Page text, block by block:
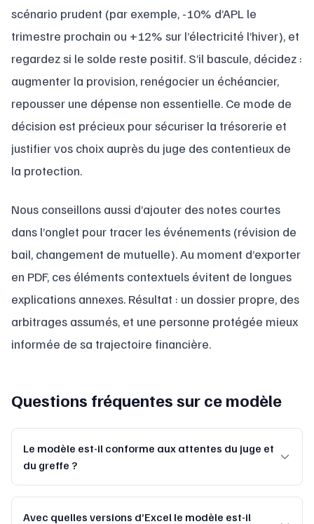
scénario prudent (par exemple, -10% d’APL le
trimestre prochain ou +12% sur l’électricité l’hiver), et
regardez si le solde reste positif. S’il bascule, décidez :
augmenter la provision, renégocier un échéancier,
repousser une dépense non essentielle. Ce mode de
décision est précieux pour sécuriser la trésorerie et
justifier vos choix auprès du juge des contentieux de
la protection.
Nous conseillons aussi d’ajouter des notes courtes
dans l’onglet pour tracer les événements (révision de
bail, changement de mutuelle). Au moment d’exporter
en PDF, ces éléments contextuels évitent de longues
explications annexes. Résultat : un dossier propre, des
arbitrages assumés, et une personne protégée mieux
informée de sa trajectoire financière.
Questions fréquentes sur ce modèle
Le modèle est-il conforme aux attentes du juge et
du greffe ?
Avec quelles versions d’Excel le modèle est-il